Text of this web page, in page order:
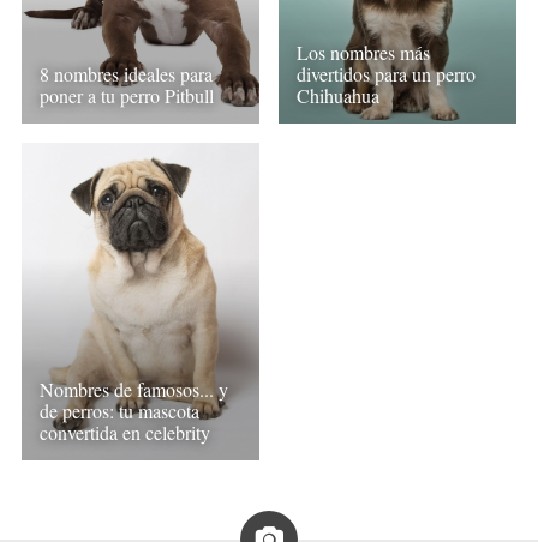
8 nombres ideales para
poner a tu perro Pitbull
Los nombres más
divertidos para un perro
Chihuahua
Nombres de famosos... y
de perros: tu mascota
convertida en celebrity